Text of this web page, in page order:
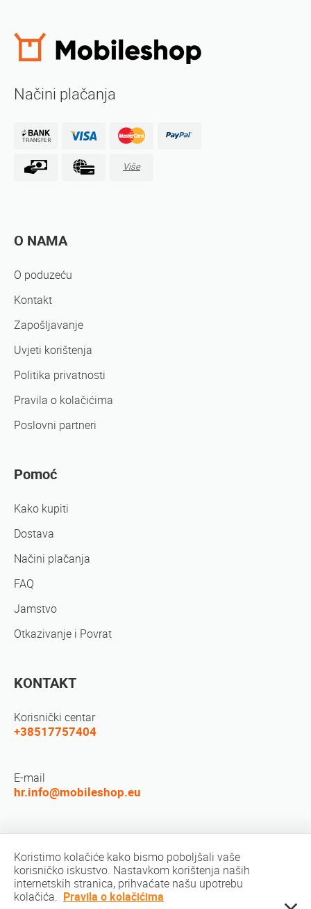
Načini plačanja
Više
O NAMA
O poduzeću
Kontakt
Zapošljavanje
Uvjeti korištenja
Politika privatnosti
Pravila o kolačićima
Poslovni partneri
Pomoć
Kako kupiti
Dostava
Načini plačanja
FAQ
Jamstvo
Otkazivanje i Povrat
KONTAKT
Korisnički centar
+38517757404
E-mail
hr.info@mobileshop.eu
Koristimo kolačiće kako bismo poboljšali vaše
korisničko iskustvo. Nastavkom korištenja naših
internetskih stranica, prihvaćate našu upotrebu
kolačića. Pravila o kolačićima